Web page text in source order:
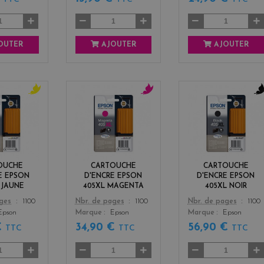
AJOUTER AJOUTER
EPSON
1100
TTC
CARTOUCHE
D'ENCRE EPSON
405XL MAGENTA
Color
Nbr. de pages
1100
Marque
Epson
34,90 € TTC
CARTOUCHE
D'ENCRE EPSON
405XL NOIR
Color
Nbr. de pages
1100
Marque
Epson
56,90 € TTC